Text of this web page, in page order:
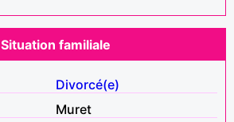
Situation familiale
Divorcé(e)
Muret